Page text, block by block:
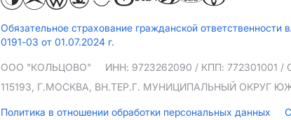
Обязательное страхование гражданской
0191-03 от 01.07.2024 г.
ООО "КОЛЬЦОВО" ИНН: 9723262090 / КПП: 772301001 /
115193, Г.МОСКВА, ВН.ТЕР.Г. МУНИЦИПАЛЬНЫЙ ОКРУГ
Политика в отношении обработки персональных данных